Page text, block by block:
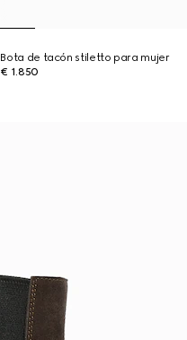
Bota de tacón stiletto para mujer
€ 1.850